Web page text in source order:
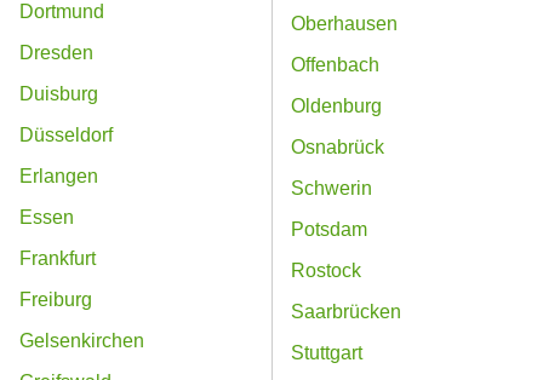
Dortmund
Dresden
Duisburg
Düsseldorf
Erlangen
Essen
Frankfurt
Freiburg
Gelsenkirchen
Oberhausen
Offenbach
Oldenburg
Osnabrück
Schwerin
Potsdam
Rostock
Saarbrücken
Stuttgart